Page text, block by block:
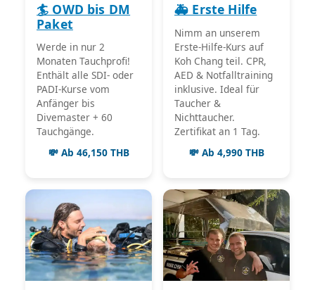
🏄 OWD bis DM
Paket
Werde in nur 2
Monaten Tauchprofi!
Enthält alle SDI- oder
PADI-Kurse vom
Anfänger bis
Divemaster + 60
Tauchgänge.
💸 Ab 46,150 THB
🚑 Erste Hilfe
Nimm an unserem
Erste-Hilfe-Kurs auf
Koh Chang teil. CPR,
AED & Notfalltraining
inklusive. Ideal für
Taucher &
Nichttaucher.
Zertifikat an 1 Tag.
💸 Ab 4,990 THB